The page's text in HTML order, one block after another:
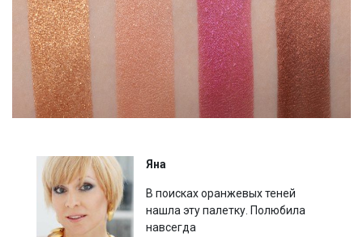
Яна
В поисках оранжевых теней
нашла эту палетку. Полюбила
навсегда